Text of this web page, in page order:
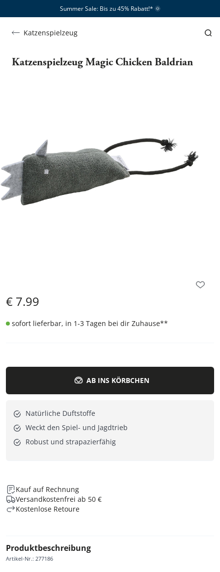
Summer Sale: Bis zu 45% Rabatt!*​ 🌞
Katzenspielzeug
Katzenspielzeug Magic Chicken Baldrian
€ 7.99
sofort lieferbar, in 1-3 Tagen bei dir Zuhause**
AB INS KÖRBCHEN
Natürliche Duftstoffe
Weckt den Spiel- und Jagdtrieb
Robust und strapazierfähig
Kauf auf Rechnung
Versandkostenfrei ab 50 €
Kostenlose Retoure
Produktbeschreibung
Artikel-Nr.: 277186